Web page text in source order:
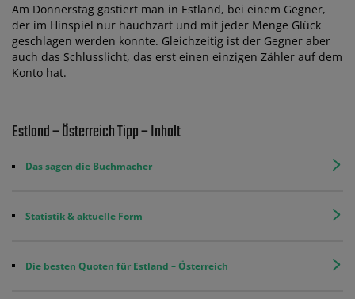
Am Donnerstag gastiert man in Estland, bei einem Gegner,
der im Hinspiel nur hauchzart und mit jeder Menge Glück
geschlagen werden konnte. Gleichzeitig ist der Gegner aber
auch das Schlusslicht, das erst einen einzigen Zähler auf dem
Konto hat.
Estland – Österreich Tipp – Inhalt
Das sagen die Buchmacher
Statistik & aktuelle Form
Die besten Quoten für Estland – Österreich